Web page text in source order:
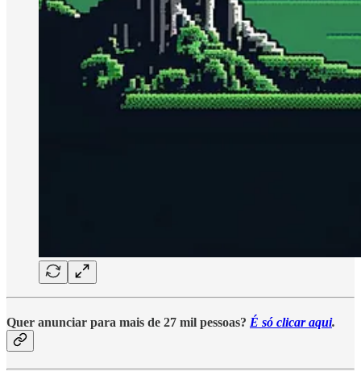
Quer anunciar para mais de 27 mil pessoas? É só clicar aqui.